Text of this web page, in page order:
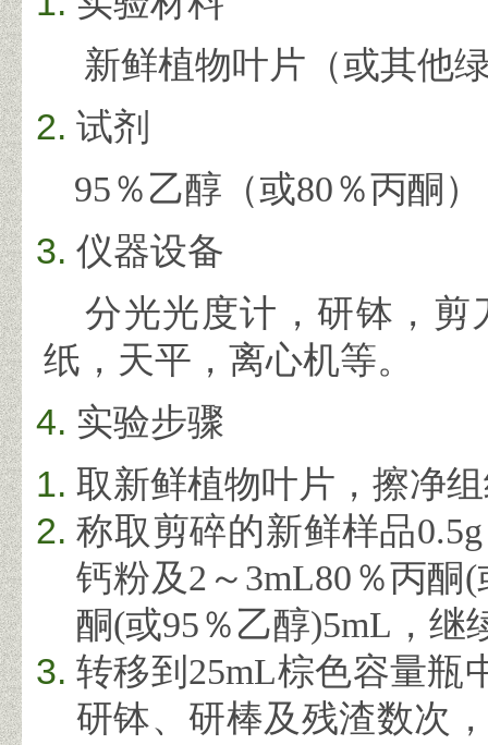
新鲜植物叶片（或其他
试剂
95％乙醇（或80％丙酮
仪器设备
分光光度计，研钵，剪
纸，天平，离心机等。
实验步骤
取新鲜植物叶片，擦净
称取剪碎的新鲜样品0.5g
钙粉及2 ～ 3mL80 ％丙酮(
酮(或95％乙醇)5mL ，
转移到 25mL棕色容量瓶
研钵、研棒及残渣数次